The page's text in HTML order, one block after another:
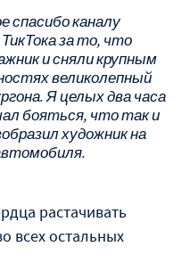
спасибо каналу
ТикТока за то, что
и сняли крупным
великолепный
Я целых два часа
бояться, что так и
художник на
растачивать
всех остальных